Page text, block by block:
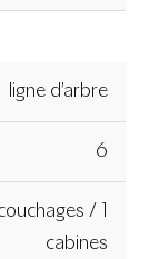
ligne d’arbre
6
/ 1
cabines